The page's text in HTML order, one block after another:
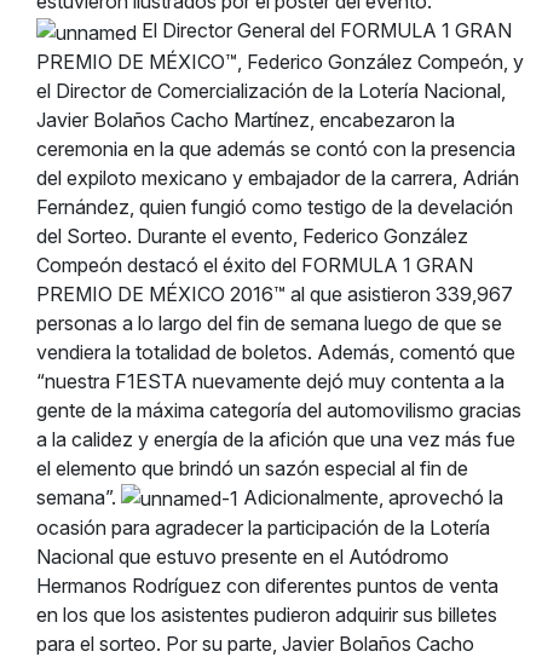
El Director General del FORMULA 1 GRAN
PREMIO DE MÉXICO™, Federico González Compeón, y
el Director de Comercialización de la Lotería Nacional,
Javier Bolaños Cacho Martínez, encabezaron la
ceremonia en la que además se contó con la presencia
del expiloto mexicano y embajador de la carrera, Adrián
Fernández, quien fungió como testigo de la develación
del Sorteo. Durante el evento, Federico González
Compeón destacó el éxito del FORMULA 1 GRAN
PREMIO DE MÉXICO 2016™ al que asistieron 339,967
personas a lo largo del fin de semana luego de que se
vendiera la totalidad de boletos. Además, comentó que
“nuestra F1ESTA nuevamente dejó muy contenta a la
gente de la máxima categoría del automovilismo gracias
a la calidez y energía de la afición que una vez más fue
el elemento que brindó un sazón especial al fin de
semana”.
Adicionalmente, aprovechó la
ocasión para agradecer la participación de la Lotería
Nacional que estuvo presente en el Autódromo
Hermanos Rodríguez con diferentes puntos de venta
en los que los asistentes pudieron adquirir sus billetes
para el sorteo. Por su parte, Javier Bolaños Cacho